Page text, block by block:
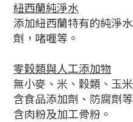
紐西蘭純淨水
添加紐西蘭特有的純淨
劑，啫喱等。
零穀類與人工添加物
無小麥、米、穀類、玉
含食品添加劑、防腐劑
含肉粉及加工骨粉。